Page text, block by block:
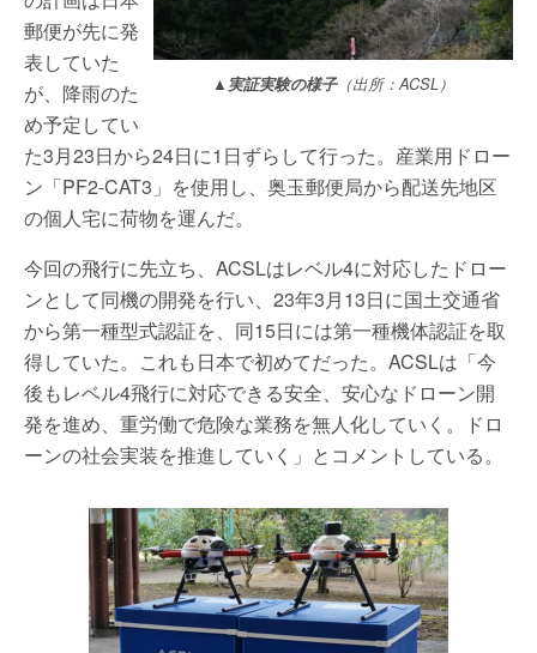
▲実証実験の様子（出所：ACSL）
郵便が先に発
表していた
が、降雨のた
め予定してい
た3月23日から24日に1日ずらして行った。産業用ドロー
ン「PF2-CAT3」を使用し、奥玉郵便局から配送先地区
の個人宅に荷物を運んだ。
今回の飛行に先立ち、ACSLはレベル4に対応したドロー
ンとして同機の開発を行い、23年3月13日に国土交通省
から第一種型式認証を、同15日には第一種機体認証を取
得していた。これも日本で初めてだった。ACSLは「今
後もレベル4飛行に対応できる安全、安心なドローン開
発を進め、重労働で危険な業務を無人化していく。ドロ
ーンの社会実装を推進していく」とコメントしている。